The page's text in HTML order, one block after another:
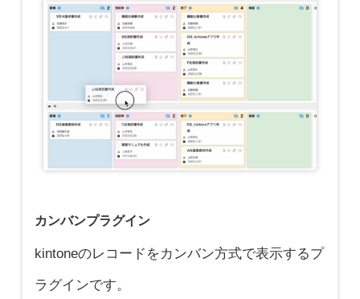
カンバンプラグイン
kintoneのレコードをカンバン方式で表示するプ
ラグインです。